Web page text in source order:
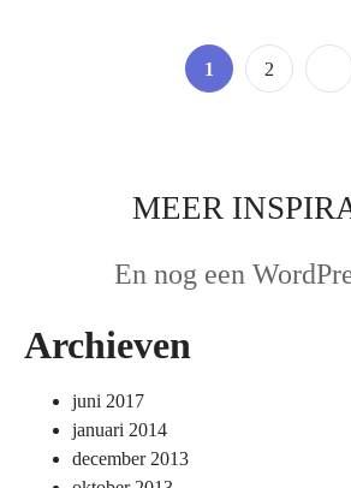
Page
1 Page
2
MEER
En nog een
Archieven
juni 2017
januari 2014
december 2013